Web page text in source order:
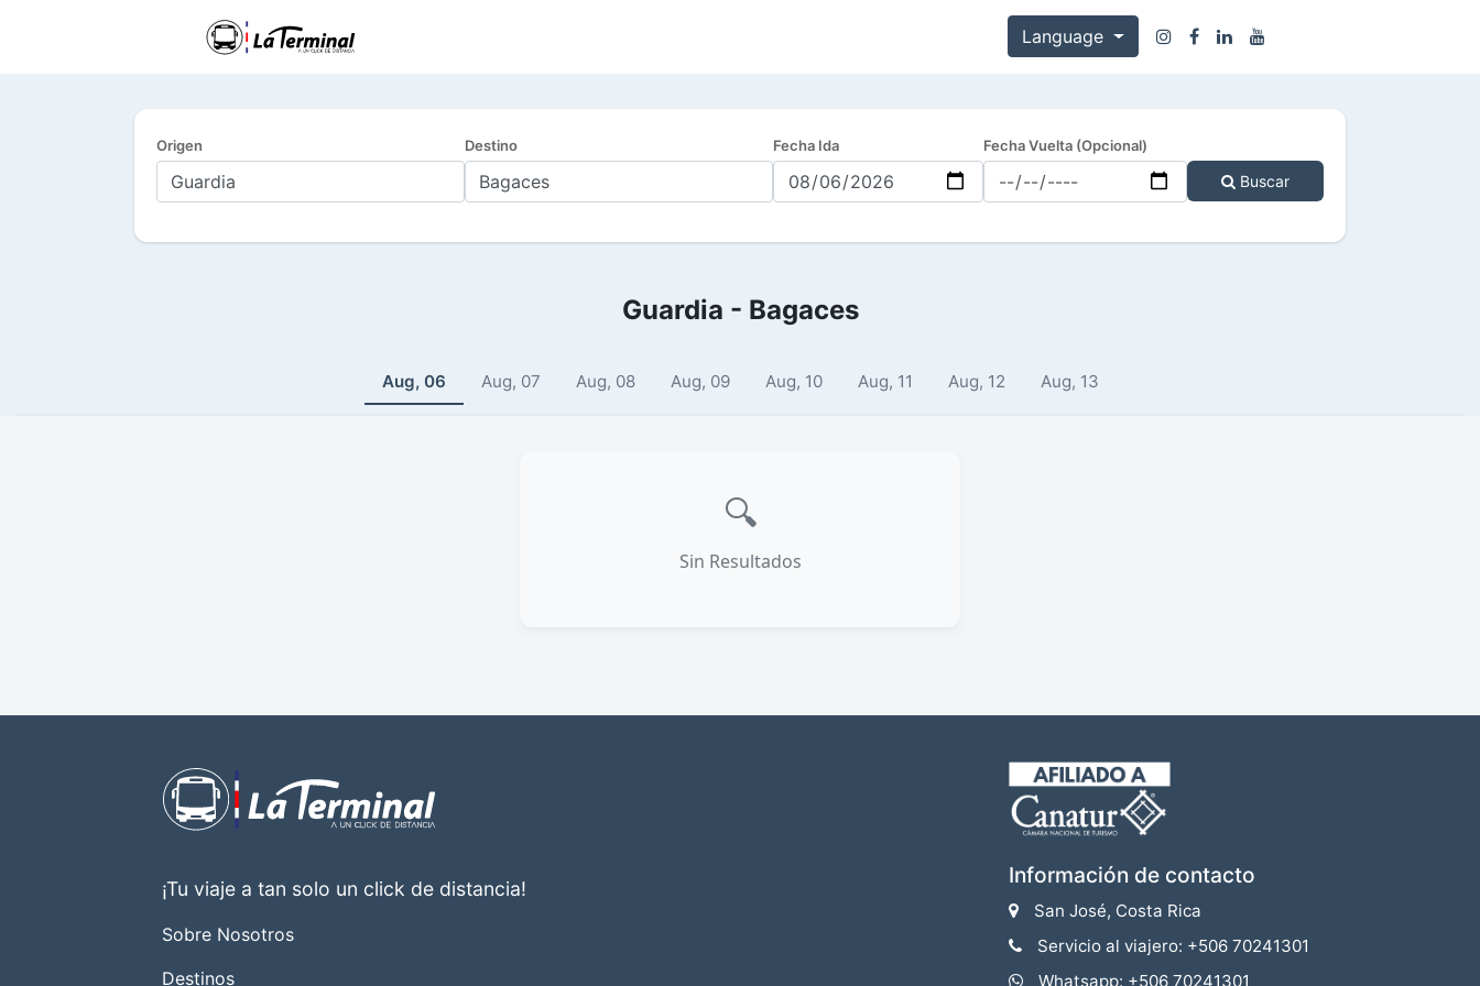
Language
Origen Destino Fecha Ida Fecha Vuelta (Opcional)
Buscar
Guardia - Bagaces
Aug, 06 Aug, 07 Aug, 08 Aug, 09 Aug, 10 Aug, 11 Aug, 12 Aug, 13
🔍
Sin Resultados
¡Tu viaje a tan solo un click de distancia!
Sobre Nosotros
Destinos
Información de contacto
San José, Costa Rica
Servicio al viajero: +506 70241301
Whatsapp: +506 70241301